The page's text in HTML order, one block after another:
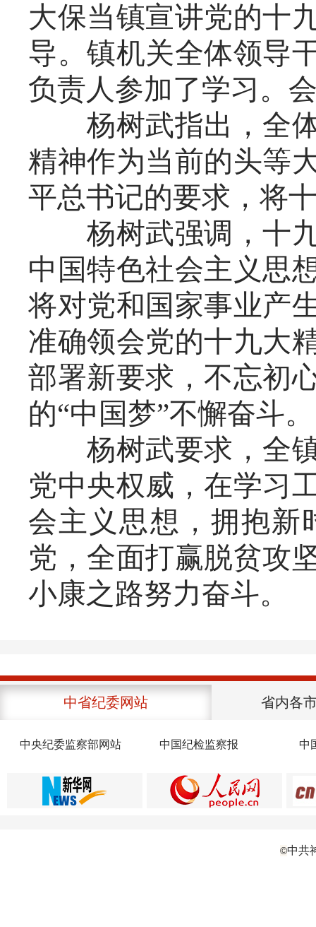
大保当镇宣讲党的十
导。镇机关全体领导
负责人参加了学习。
杨树武指出，全体
精神作为当前的头等
平总书记的要求，将
杨树武强调，十九
中国特色社会主义思
将对党和国家事业产
准确领会党的十九大
部署新要求，不忘初
的“中国梦”不懈奋斗。
杨树武要求，全镇
党中央权威，在学习
会主义思想，拥抱新
党，全面打赢脱贫攻
小康之路努力奋斗。
中省纪委网站 省内各
中央纪委监察部网站 中国纪检监察报 中
©中共